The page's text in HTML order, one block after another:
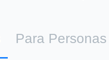
Para Personas